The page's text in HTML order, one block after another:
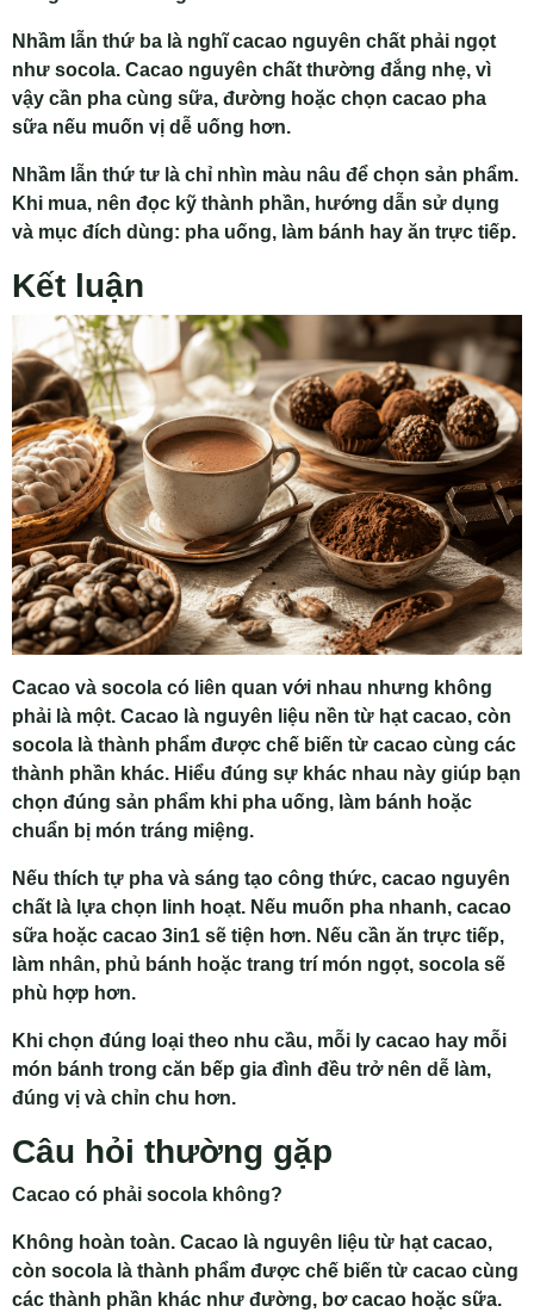
Nhầm lẫn thứ ba là nghĩ cacao nguyên chất phải ngọt
như socola. Cacao nguyên chất thường đắng nhẹ, vì
vậy cần pha cùng sữa, đường hoặc chọn cacao pha
sữa nếu muốn vị dễ uống hơn.
Nhầm lẫn thứ tư là chỉ nhìn màu nâu để chọn sản phẩm.
Khi mua, nên đọc kỹ thành phần, hướng dẫn sử dụng
và mục đích dùng: pha uống, làm bánh hay ăn trực tiếp.
Kết luận
Cacao và socola có liên quan với nhau nhưng không
phải là một. Cacao là nguyên liệu nền từ hạt cacao, còn
socola là thành phẩm được chế biến từ cacao cùng các
thành phần khác. Hiểu đúng sự khác nhau này giúp bạn
chọn đúng sản phẩm khi pha uống, làm bánh hoặc
chuẩn bị món tráng miệng.
Nếu thích tự pha và sáng tạo công thức, cacao nguyên
chất là lựa chọn linh hoạt. Nếu muốn pha nhanh, cacao
sữa hoặc cacao 3in1 sẽ tiện hơn. Nếu cần ăn trực tiếp,
làm nhân, phủ bánh hoặc trang trí món ngọt, socola sẽ
phù hợp hơn.
Khi chọn đúng loại theo nhu cầu, mỗi ly cacao hay mỗi
món bánh trong căn bếp gia đình đều trở nên dễ làm,
đúng vị và chỉn chu hơn.
Câu hỏi thường gặp
Cacao có phải socola không?
Không hoàn toàn. Cacao là nguyên liệu từ hạt cacao,
còn socola là thành phẩm được chế biến từ cacao cùng
các thành phần khác như đường, bơ cacao hoặc sữa.